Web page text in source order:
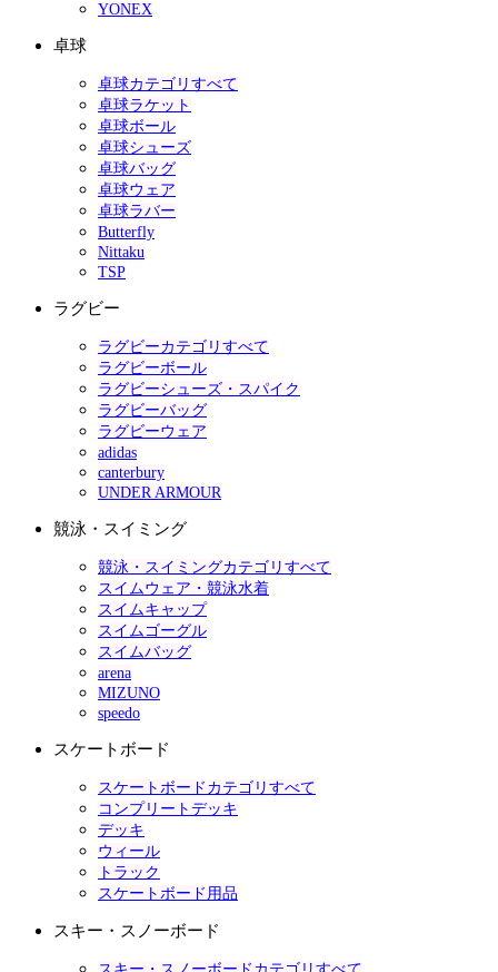
YONEX
卓球
卓球カテゴリすべて
卓球ラケット
卓球ボール
卓球シューズ
卓球バッグ
卓球ウェア
卓球ラバー
Butterfly
Nittaku
TSP
ラグビー
ラグビーカテゴリすべて
ラグビーボール
ラグビーシューズ・スパイク
ラグビーバッグ
ラグビーウェア
adidas
canterbury
UNDER ARMOUR
競泳・スイミング
競泳・スイミングカテゴリすべて
スイムウェア・競泳水着
スイムキャップ
スイムゴーグル
スイムバッグ
arena
MIZUNO
speedo
スケートボード
スケートボードカテゴリすべて
コンプリートデッキ
デッキ
ウィール
トラック
スケートボード用品
スキー・スノーボード